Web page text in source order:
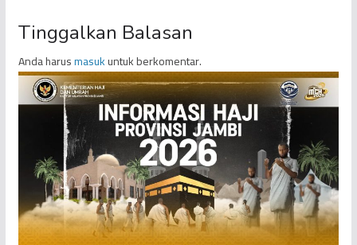
Tinggalkan Balasan
Anda harusmasukuntuk berkomentar.